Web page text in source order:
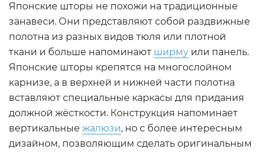
Японские шторы не похожи на традиционные
занавеси. Они представляют собой раздвижные
полотна из разных видов тюля или плотной
ткани и больше напоминают ширму или панель.
Японские шторы крепятся на многослойном
карнизе, а в верхней и нижней части полотна
вставляют специальные каркасы для придания
должной жёсткости. Конструкция напоминает
вертикальные жалюзи, но с более интересным
дизайном, позволяющим сделать оригинальным